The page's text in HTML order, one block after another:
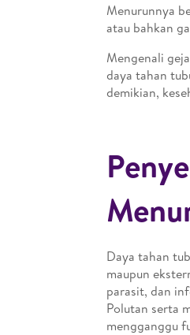
Menurunnya
atau bahkan
Mengenali
daya tahan
demikian,
Daya tahan
maupun
parasit, dan
Polutan serta
mengganggu